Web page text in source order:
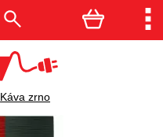
Káva zrno